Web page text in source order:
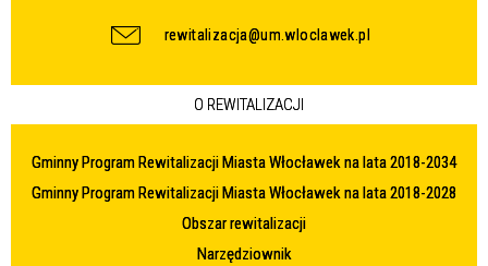
rewitalizacja@um.wloclawek.pl
O REWITALIZACJI
Gminny Program Rewitalizacji Miasta Włocławek na lata 2018-2034
Gminny Program Rewitalizacji Miasta Włocławek na lata 2018-2028
Obszar rewitalizacji
Narzędziownik